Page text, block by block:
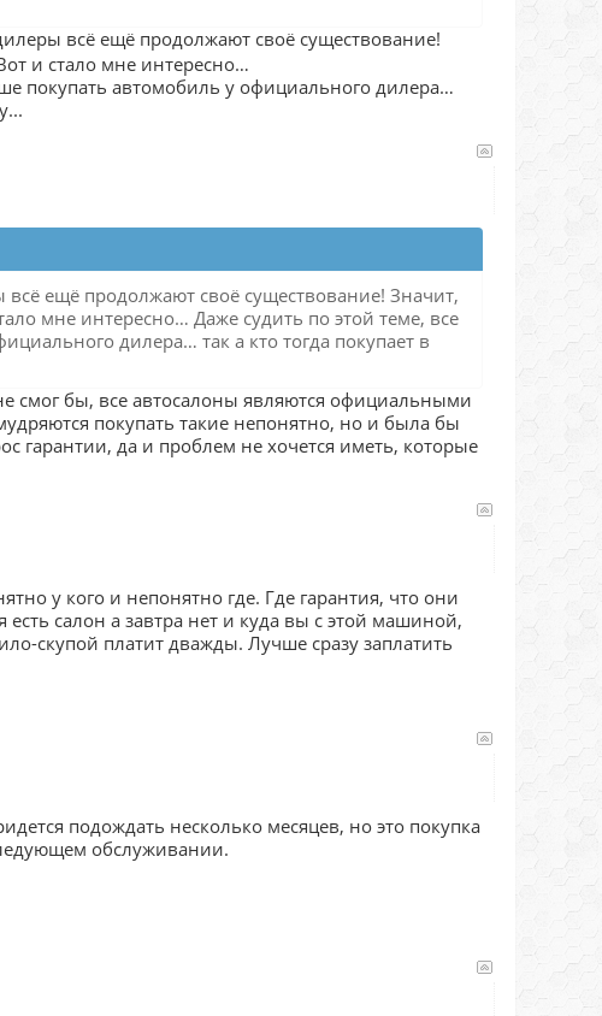
всё ещё продолжают своё существование!
и стало мне интересно…
покупать автомобиль у официального дилера…
ещё продолжают своё существование! Значит,
мне интересно… Даже судить по этой теме, все
дилера… так а кто тогда покупает в
смог бы, все автосалоны являются официальными
покупать такие непонятно, но и была бы
гарантии, да и проблем не хочется иметь, которые
у кого и непонятно где. Где гарантия, что они
салон а завтра нет и куда вы с этой машиной,
скупой платит дважды. Лучше сразу заплатить
подождать несколько месяцев, но это покупка
обслуживании.